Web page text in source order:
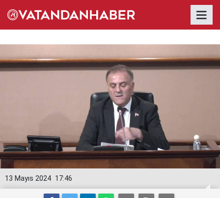
17:46
13 Mayıs 2024